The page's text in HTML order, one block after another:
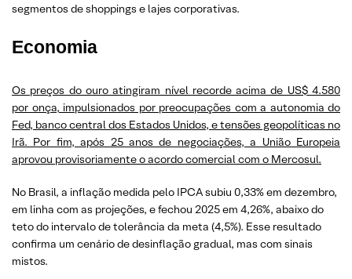
segmentos de shoppings e lajes corporativas.
Economia
Os preços do ouro atingiram nível recorde acima de US$ 4.580
por onça, impulsionados por preocupações com a autonomia do
Fed, banco central dos Estados Unidos, e tensões geopolíticas no
Irã. Por fim, após 25 anos de negociações, a União Europeia
aprovou provisoriamente o acordo comercial com o Mercosul.
No Brasil, a inflação medida pelo IPCA subiu 0,33% em dezembro,
em linha com as projeções, e fechou 2025 em 4,26%, abaixo do
teto do intervalo de tolerância da meta (4,5%). Esse resultado
confirma um cenário de desinflação gradual, mas com sinais
mistos.